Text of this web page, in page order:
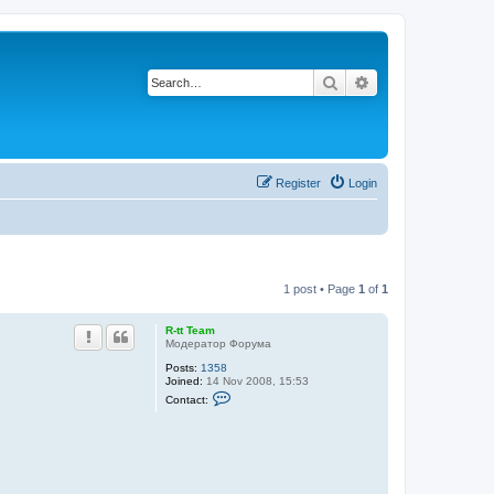
Search
Login
Register
1 post • Page 1 of 1
R-tt Team
Модератор Форума
Posts: 1358
Joined: 14 Nov 2008, 15:53
Contact: